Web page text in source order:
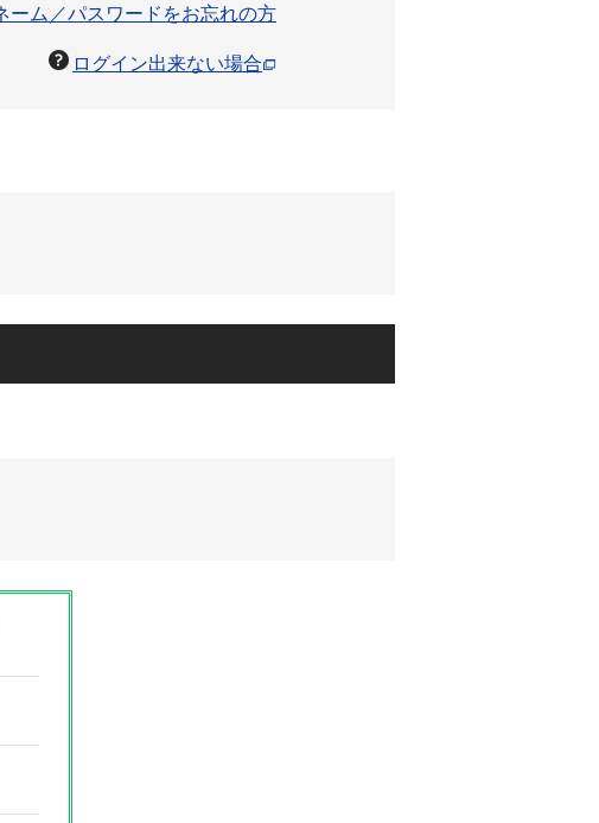
ーム／パスワードをお忘れの方
ログイン出来ない場合